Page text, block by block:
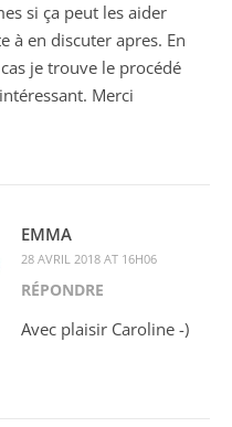
si ça peut les aider
à en discuter apres. En
je trouve le procédé
Merci
EMMA
28 AVRIL 2018 AT 16H06
RÉPONDRE
Avec plaisir Caroline -)